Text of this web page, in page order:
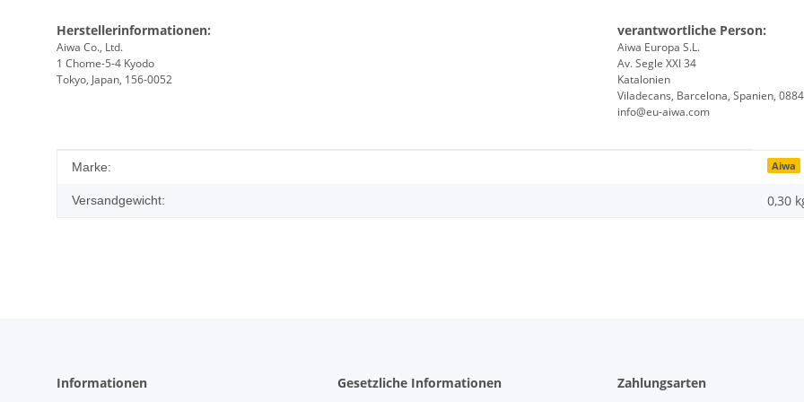
Herstellerinformationen:
Aiwa Co., Ltd.
1 Chome-5-4 Kyodo
Tokyo, Japan, 156-0052
verantwortliche Person:
Aiwa Europa S.L.
Av. Segle XXI 34
Katalonien
Viladecans, Barcelona, Spanien,
info@eu-aiwa.com
Produkteigenschaft
Wert
Marke: Aiwa
Versandgewicht: 0,30
Informationen Gesetzliche Informationen Zahlungsarten